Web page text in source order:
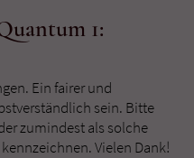
1:
Ein fairer und
sein. Bitte
zumindest als solche
Vielen Dank!